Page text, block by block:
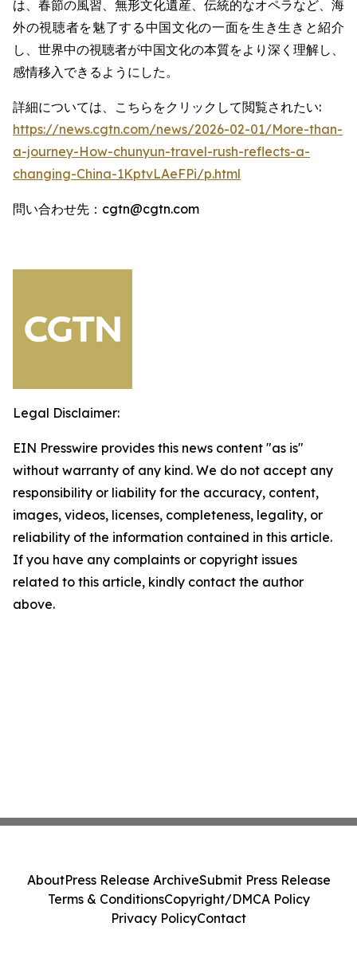
は、春節の風習、無形文化遺産、伝統的なオペラなど、海
外の視聴者を魅了する中国文化の一面を生き生きと紹介
し、世界中の視聴者が中国文化の本質をより深く理解し、
感情移入できるようにした。
詳細については、こちらをクリックして閲覧されたい:
https://news.cgtn.com/news/2026-02-01/More-than-
a-journey-How-chunyun-travel-rush-reflects-a-
changing-China-1KptvLAeFPi/p.html
問い合わせ先：cgtn@cgtn.com
Legal Disclaimer:
EIN Presswire provides this news content "as is"
without warranty of any kind. We do not accept any
responsibility or liability for the accuracy, content,
images, videos, licenses, completeness, legality, or
reliability of the information contained in this article.
If you have any complaints or copyright issues
related to this article, kindly contact the author
above.
AboutPress Release ArchiveSubmit Press Release
Terms & ConditionsCopyright/DMCA Policy
Privacy PolicyContact